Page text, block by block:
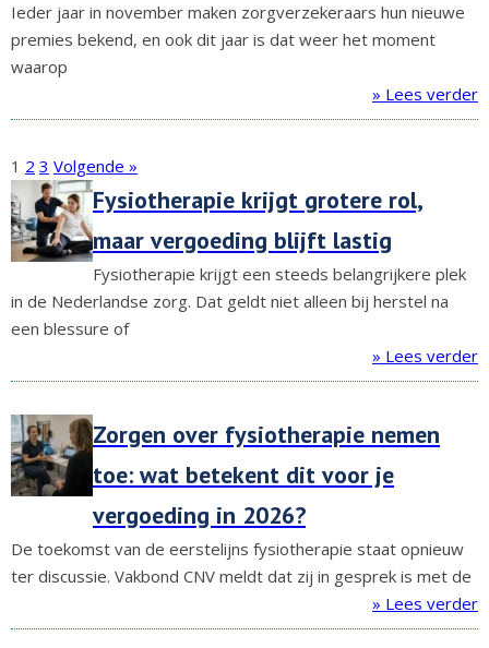
Ieder jaar in november maken zorgverzekeraars hun nieuwe
premies bekend, en ook dit jaar is dat weer het moment
waarop
» Lees verder
1 2 3 Volgende »
Fysiotherapie krijgt grotere rol,
maar vergoeding blijft lastig
Fysiotherapie krijgt een steeds belangrijkere plek
in de Nederlandse zorg. Dat geldt niet alleen bij herstel na
een blessure of
» Lees verder
Zorgen over fysiotherapie nemen
toe: wat betekent dit voor je
vergoeding in 2026?
De toekomst van de eerstelijns fysiotherapie staat opnieuw
ter discussie. Vakbond CNV meldt dat zij in gesprek is met de
» Lees verder